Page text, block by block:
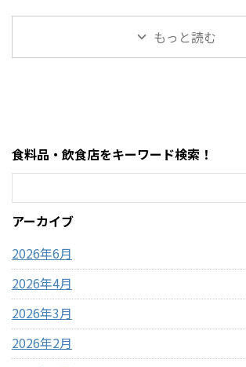
種類、価格、魅力、どんな人
におすすめなのかを、表やリ
ッシュレス
ド中心）・
大容量なのに価格が安く、気
になっている人も多い人気商品
2,200円前後・内容量は450gの
大容量・ピスタチオ×サクサ
「ドバイチョコ」がコスパよ
く買える・甘さ＋ナッツ＋食
ドバイ ...
すが、実は
に作れます
500Wで約2
目安・「ポ
前」が完成
約59円でコ
もっと読む
食料品・飲食店をキーワード検索！
アーカイブ
2026年6月
2026年4月
2026年3月
2026年2月